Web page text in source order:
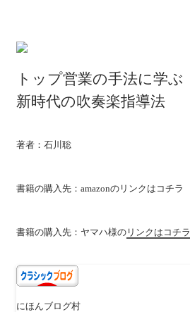
トップ営業の手法に学ぶ
新時代の吹奏楽指導法
著者：石川聡
書籍の購入先：amazonの リンクはコチラ
書籍の購入先：ヤマハ様の リンクはコチラ
にほんブログ村